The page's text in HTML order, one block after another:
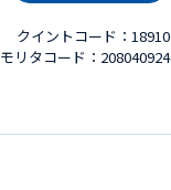
クイントコード：18910
モリタコード：208040924